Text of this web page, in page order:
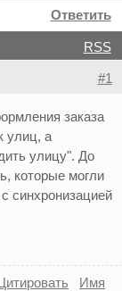
Ответить
RSS
#1
заказа
улиц, а
улицу". До
которые могли
синхронизацией
Имя